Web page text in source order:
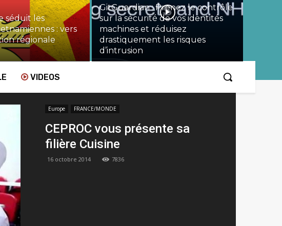
séduit les
: vers
régionale
GitGuardian : Prenez le contrôle
sur la sécurité de vos identités
machines et réduisez
drastiquement les risques
d’intrusion
VIDEOS
Europe FRANCE/MONDE
CEPROC vous présente sa
filière Cuisine
16 octobre 2014 7836